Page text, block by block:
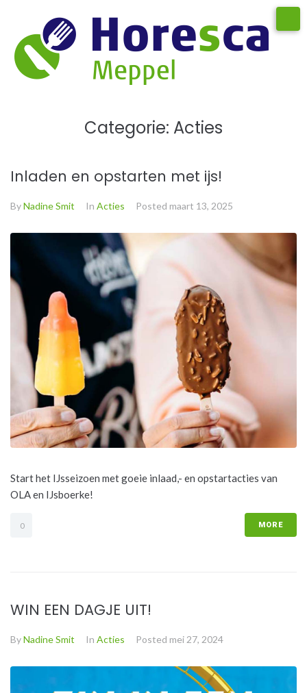
Categorie: Acties
Inladen en opstarten met ijs!
ByNadine Smit In Acties Posted maart 13, 2025
Start het IJsseizoen met goeie inlaad,- en opstartacties van
OLA en IJsboerke!
0 MORE
WIN EEN DAGJE UIT!
ByNadine Smit In Acties Posted mei 27, 2024